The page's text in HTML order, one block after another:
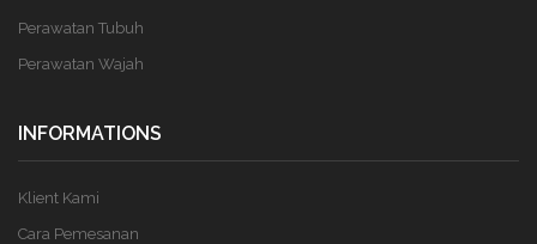
Perawatan Tubuh
Perawatan Wajah
INFORMATIONS
Klient Kami
Cara Pemesanan